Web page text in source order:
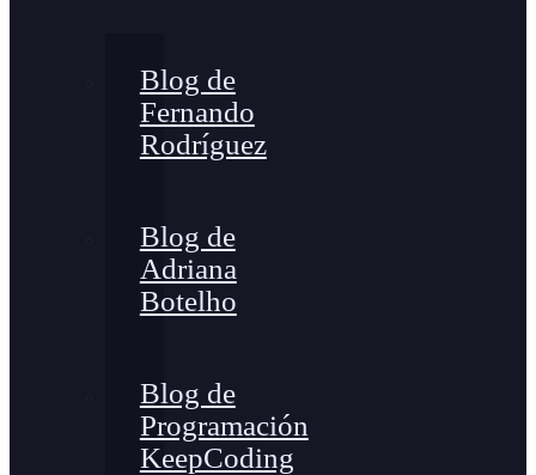
Blog de
Fernando
Rodríguez
Blog de
Adriana
Botelho
Blog de
Programación
KeepCoding